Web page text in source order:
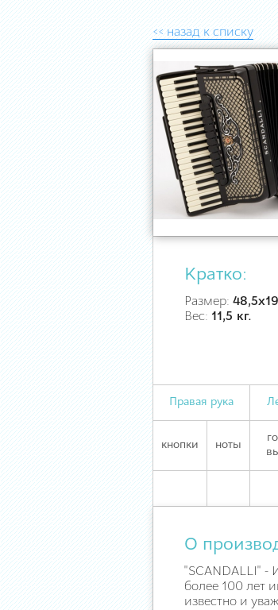
<< назад к списку
Кратко:
Размер:
Вес: 11,5 кг.
Правая рука
кнопки ноты
О
"SCANDALLI" -
более 100 лет
известно и